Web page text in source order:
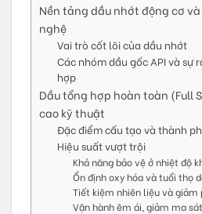
Nền tảng dầu nhớt động cơ
nghệ
Vai trò cốt lõi của dầu nhớt
Các nhóm dầu gốc API và sự
hợp
Dầu tổng hợp hoàn toàn (Full
cao kỹ thuật
Đặc điểm cấu tạo và thành
Hiệu suất vượt trội
Khả năng bảo vệ ở nhiệt độ
Ổn định oxy hóa và tuổi thọ
Tiết kiệm nhiên liệu và giảm
Vận hành êm ái, giảm ma sát